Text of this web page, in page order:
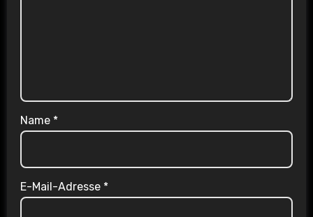
Name *
E-Mail-Adresse *